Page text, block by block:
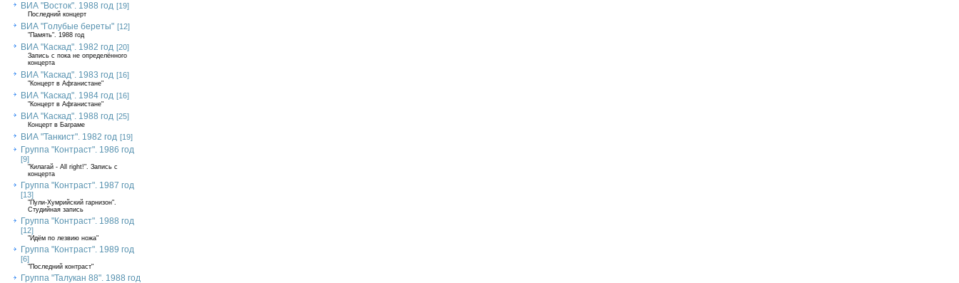
ВИА "Восток". 1988 год [19]
Последний концерт
ВИА "Голубые береты" [12]
"Память". 1988 год
ВИА "Каскад". 1982 год [20]
Запись с пока не определённого
концерта
ВИА "Каскад". 1983 год [16]
"Концерт в Афганистане"
ВИА "Каскад". 1984 год [16]
"Концерт в Афганистане"
ВИА "Каскад". 1988 год [25]
Концерт в Баграме
ВИА "Танкист". 1982 год [19]
Группа "Контраст". 1986 год
[9]
"Килагай - All right!". Запись с
концерта
Группа "Контраст". 1987 год
[13]
"Пули-Хумрийский гарнизон".
Студийная запись
Группа "Контраст". 1988 год
[12]
"Идём по лезвию ножа"
Группа "Контраст". 1989 год
[6]
"Последний контраст"
Группа "Талукан 88". 1988 год